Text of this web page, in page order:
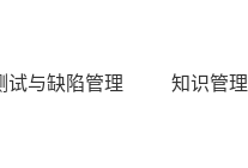
试与缺陷管理 知识管理